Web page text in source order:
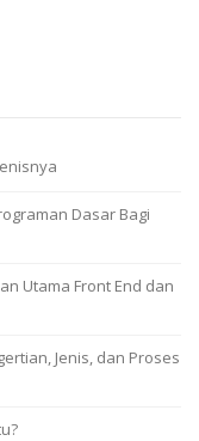
Dasar Bagi
Utama Front End dan
Jenis, dan Proses